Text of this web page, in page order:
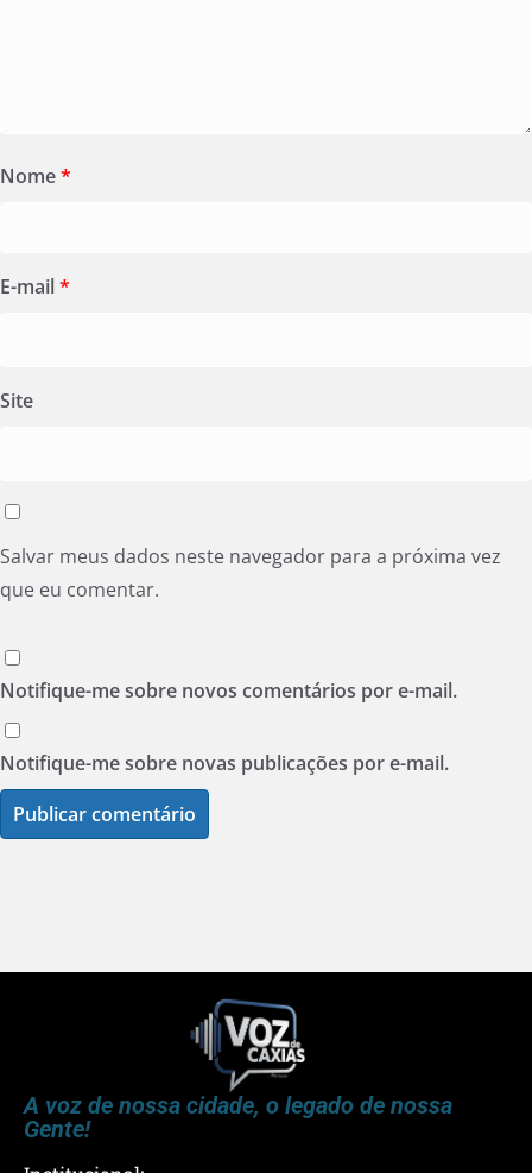
Nome*
E-mail*
Site
Salvar meus dados neste navegador para a próxima vez
que eu comentar.
Notifique-me sobre novos comentários por e-mail.
Notifique-me sobre novas publicações por e-mail.
A voz de nossa cidade, o legado de nossa
Gente!